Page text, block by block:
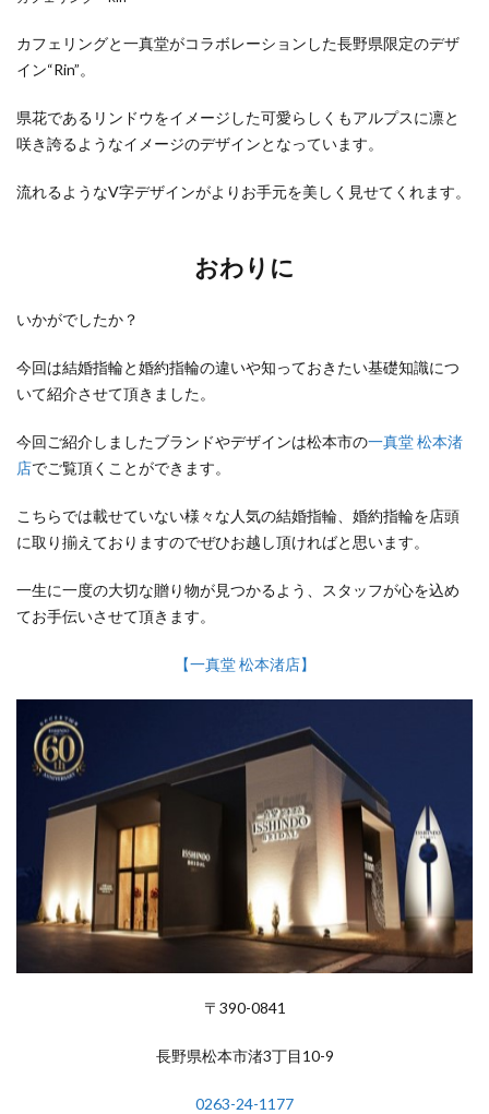
カフェリングと一真堂がコラボレーションした長野県限定のデザ
イン“Rin”。
県花であるリンドウをイメージした可愛らしくもアルプスに凛と
咲き誇るようなイメージのデザインとなっています。
流れるようなV字デザインがよりお手元を美しく見せてくれます。
おわりに
いかがでしたか？
今回は結婚指輪と婚約指輪の違いや知っておきたい基礎知識につ
いて紹介させて頂きました。
今回ご紹介しましたブランドやデザインは松本市の一真堂 松本渚
店でご覧頂くことができます。
こちらでは載せていない様々な人気の結婚指輪、婚約指輪を店頭
に取り揃えておりますのでぜひお越し頂ければと思います。
一生に一度の大切な贈り物が見つかるよう、スタッフが心を込め
てお手伝いさせて頂きます。
【一真堂 松本渚店】
〒390-0841
長野県松本市渚3丁目10-9
0263-24-1177